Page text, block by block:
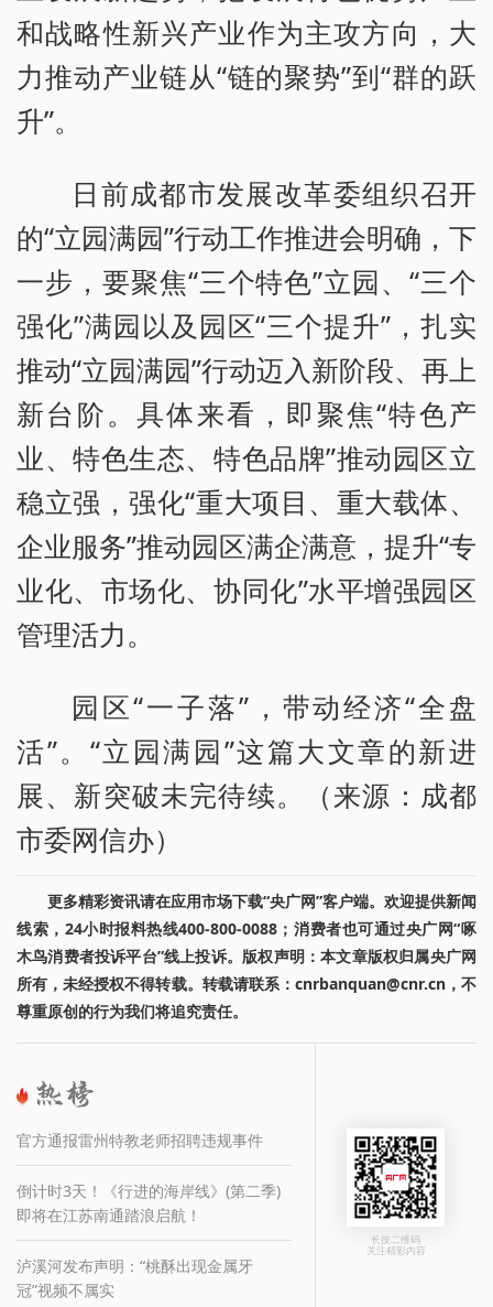
和战略性新兴产业作为主攻方向，大
力推动产业链从“链的聚势”到“群的跃
升”。
日前成都市发展改革委组织召开
的“立园满园”行动工作推进会明确，下
一步，要聚焦“三个特色”立园、“三个
强化”满园以及园区“三个提升”，扎实
推动“立园满园”行动迈入新阶段、再上
新台阶。具体来看，即聚焦“特色产
业、特色生态、特色品牌”推动园区立
稳立强，强化“重大项目、重大载体、
企业服务”推动园区满企满意，提升“专
业化、市场化、协同化”水平增强园区
管理活力。
园区“一子落”，带动经济“全盘
活”。“立园满园”这篇大文章的新进
展、新突破未完待续。（来源：成都
市委网信办）
更多精彩资讯请在应用市场下载“央广网”客户端。欢迎提供新闻
线索，24小时报料热线400-800-0088；消费者也可通过央广网“啄
木鸟消费者投诉平台”线上投诉。版权声明：本文章版权归属央广网
所有，未经授权不得转载。转载请联系：cnrbanquan@cnr.cn，不
尊重原创的行为我们将追究责任。
官方通报雷州特教老师招聘违规事件
倒计时3天！《行进的海岸线》(第二季)
即将在江苏南通踏浪启航！
泸溪河发布声明：“桃酥出现金属牙
冠”视频不属实
长按二维码
关注精彩内容